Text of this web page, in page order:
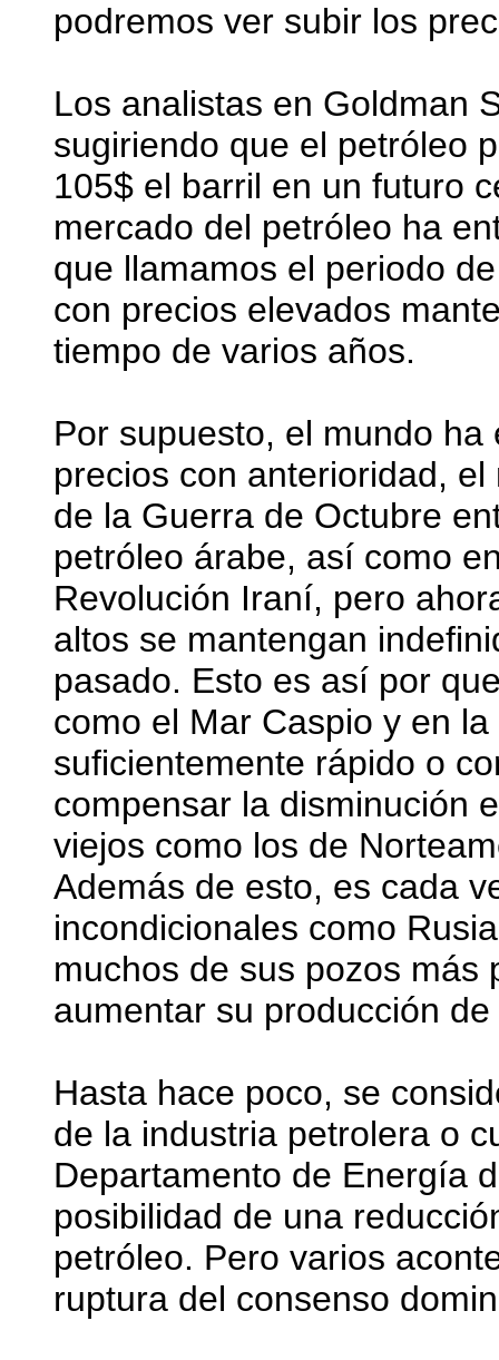
podremos ver subir los
Los analistas en Goldman
sugiriendo que el petróleo
105$ el barril en un futuro
mercado del petróleo ha
que llamamos el periodo
con precios elevados
tiempo de varios años.
Por supuesto, el mundo
precios con anterioridad,
de la Guerra de Octubre
petróleo árabe, así como
Revolución Iraní, pero
altos se mantengan
pasado. Esto es así por
como el Mar Caspio y en
suficientemente rápido o
compensar la disminución
viejos como los de
Además de esto, es cada
incondicionales como
muchos de sus pozos más
aumentar su producción
Hasta hace poco, se
de la industria petrolera o
Departamento de Energía
posibilidad de una
petróleo. Pero varios
ruptura del consenso